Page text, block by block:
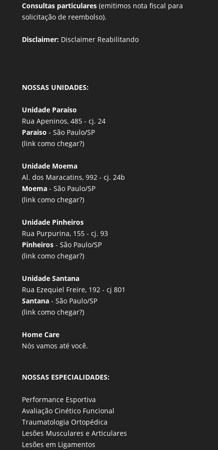
Consultas particulares (emitimos nota fiscal para
solicitação de reembolso).
Disclaimer: Disclaimer Reabilitando
NOSSAS UNIDADES:
Unidade Paraíso
Rua Apeninos, 485 - cj. 24
Paraiso - São Paulo/SP
(link como chegar?)
Unidade Moema
Al. dos Maracatins, 992 - cj. 24b
Moema - São Paulo/SP
(link como chegar?)
Unidade Pinheiros
Rua Purpurina, 155 - cj. 93
Pinheiros - São Paulo/SP
(link como chegar?)
Unidade Santana
Rua Ezequiel Freire, 192 - cj 801
Santana - São Paulo/SP
(link como chegar?)
Home Care
Nós vamos até você.
NOSSAS ESPECIALIDADES:
Performance Esportiva
Avaliação Cinético Funcional
Traumatologia Ortopédica
Lesões Musculares e Articulares
Lesões em Ligamentos